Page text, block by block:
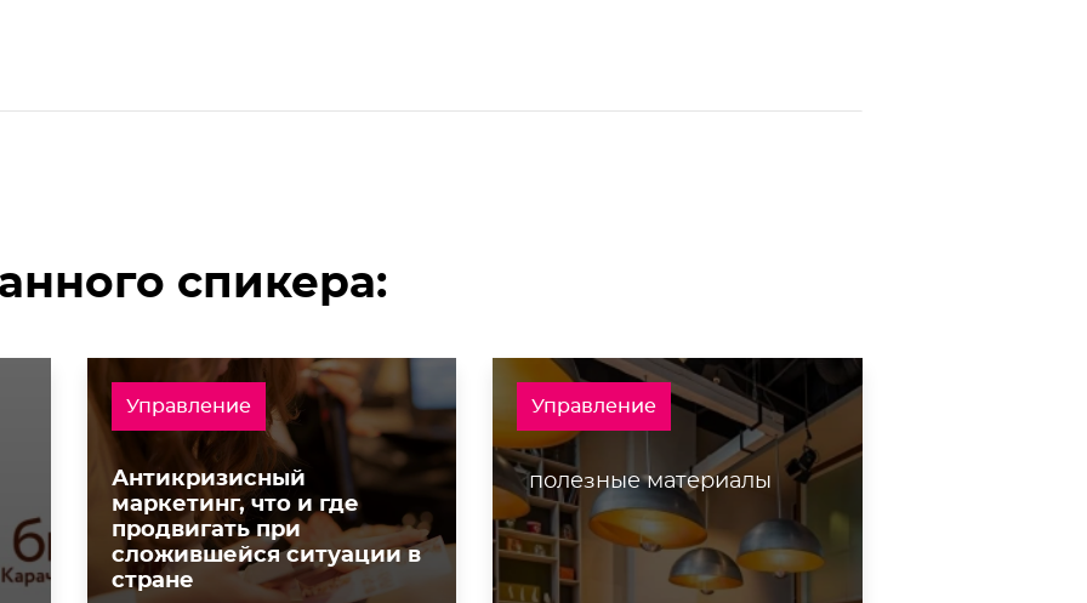
спикера:
Управление
Антикризисный
маркетинг, что и где
продвигать при
сложившейся ситуации в
стране
Управление
полезные материалы